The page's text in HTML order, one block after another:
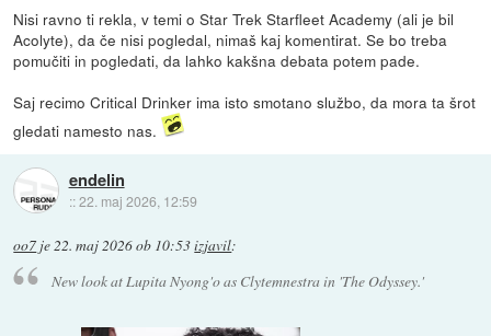
Nisi ravno ti rekla, v temi o Star Trek Starfleet Academy (ali je bil
Acolyte), da če nisi pogledal, nimaš kaj komentirat. Se bo treba
pomučiti in pogledati, da lahko kakšna debata potem pade.
Saj recimo Critical Drinker ima isto smotano službo, da mora ta šrot
gledati namesto nas.
endelin
::22. maj 2026, 12:59
oo7 je22. maj 2026 ob 10:53izjavil:
New look at Lupita Nyong'o as Clytemnestra in 'The Odyssey.'